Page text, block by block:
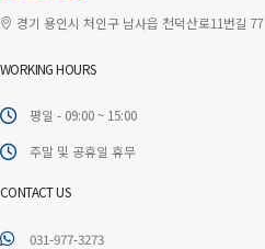
경기 용인시 처인구 남사읍 천덕산로11번길 77
WORKING HOURS
평일 - 09:00 ~ 15:00
주말 및 공휴일 휴무
CONTACT US
031-977-3273